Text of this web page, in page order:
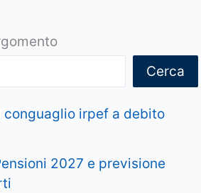
Cerca
conguaglio irpef a debito
2027 e previsione